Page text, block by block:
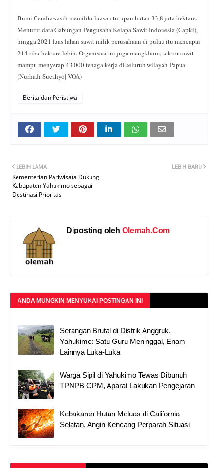
Bumi Cendrawasih memiliki luasan tutupan hutan 33,8 juta hektare.
Menurut data Gabungan Pengusaha Kelapa Sawit Indonesia (Gapki),
hingga 2021 luas lahan sawit milik perusahaan di pulau itu mencapai
214 ribu hektare lebih. Organisasi ini juga mengklaim, sektor sawit
mampu menyerap 43.000 tenaga kerja di seluruh wilayah Papua.
(Nurhadi Sucahyo| VOA)
Berita dan Peristiwa
LEBIH BARU
LEBIH LAMA
Kementerian Pariwisata Dukung
Kabupaten Yahukimo sebagai
Destinasi Prioritas
Diposting oleh Olemah.Com
ANDA MUNGKIN MENYUKAI POSTINGAN INI
Serangan Brutal di Distrik Anggruk,
Yahukimo: Satu Guru Meninggal, Enam
Lainnya Luka-Luka
Warga Sipil di Yahukimo Tewas Dibunuh
TPNPB OPM, Aparat Lakukan Pengejaran
Kebakaran Hutan Meluas di California
Selatan, Angin Kencang Perparah Situasi